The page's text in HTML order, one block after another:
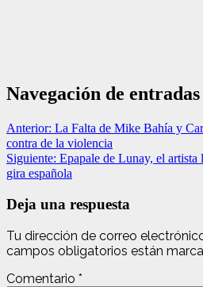
Navegación de entradas
Anterior: La Falta de Mike Bahía y
contra de la violencia
Siguiente: Epapale de Lunay, el
gira española
Deja una respuesta
Tu dirección de correo
campos obligatorios están
Comentario *